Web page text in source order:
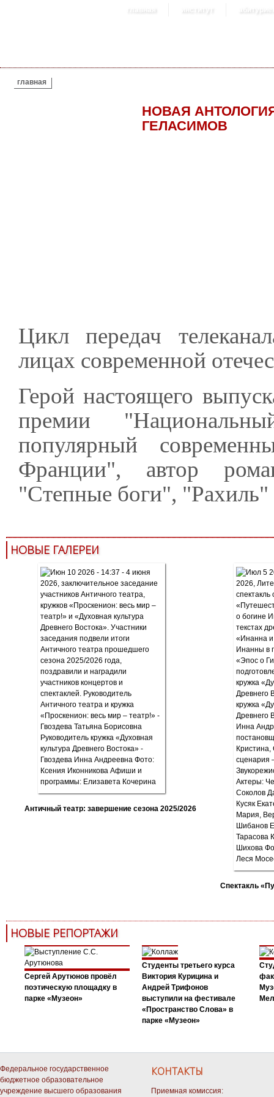
главная институт
ВЫ ЗДЕСЬ
главная
НОВАЯ
ГЕЛАСИМОВ
Цикл передач
лицах современной
Герой настоящего
премии
популярный
Франции", автор
"Степные боги", "Рахиль"
НОВЫЕ ГАЛЕРЕИ
Античный театр: завершение сезона 2025/2026
Спектакль
НОВЫЕ РЕПОРТАЖИ
Сергей Арутюнов провёл
поэтическую площадку в
парке «Музеон»
Студенты третьего курса
Виктория Курицина и
Андрей Трифонов
выступили на фестивале
«Пространство Слова» в
парке «Музеон»
Федеральное государственное
бюджетное образовательное
учреждение высшего образования
КОНТАКТЫ
Приемная комиссия: